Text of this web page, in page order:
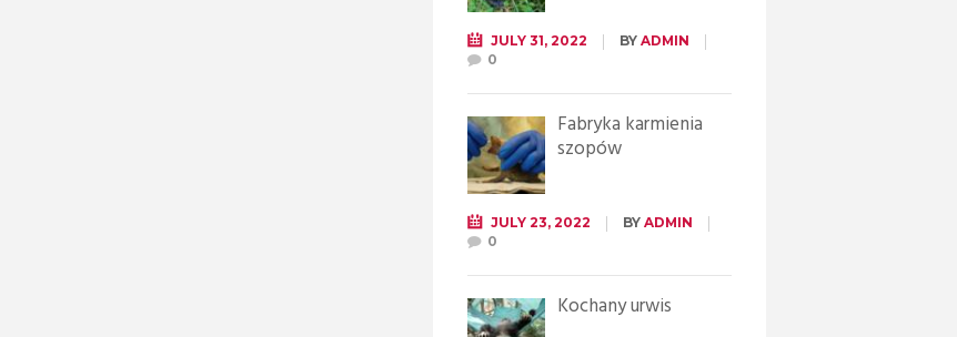
JULY 31, 2022 BY ADMIN
0
Fabryka karmienia
szopów
JULY 23, 2022 BY ADMIN
0
Kochany urwis